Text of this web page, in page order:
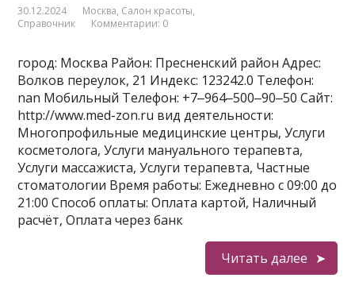
30.12.2024 Москва, Салон красоты,
Справочник
Комментарии: 0
город: Москва Район: Пресненский район Адрес:
Волков переулок, 21 Индекс: 123242.0 Телефон:
nan Мобильный Телефон: +7‒964‒500‒90‒50 Сайт:
http://www.med-zon.ru вид деятельности:
Многопрофильные медицинские центры, Услуги
косметолога, Услуги мануального терапевта,
Услуги массажиста, Услуги терапевта, Частные
стоматологии Время работы: Ежедневно с 09:00 до
21:00 Способ оплаты: Оплата картой, Наличный
расчёт, Оплата через банк
Читать далее